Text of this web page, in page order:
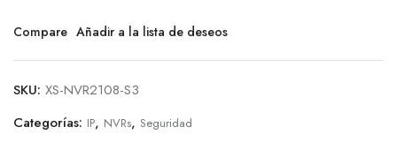
Compare Añadir a la lista de deseos
SKU: XS-NVR2108-S3
Categorías: IP, NVRs, Seguridad